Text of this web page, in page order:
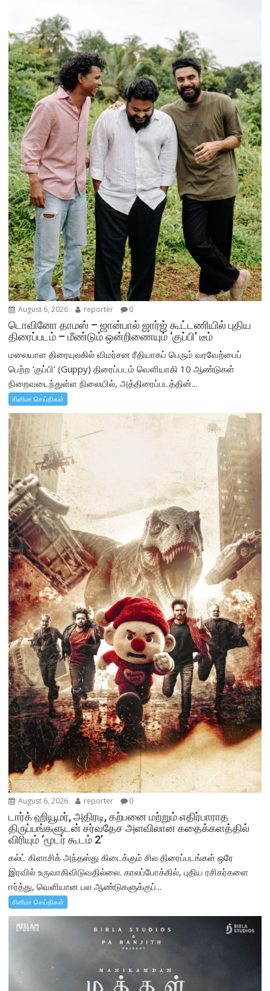
August 6, 2026 reporter 0
டொவினோ தாமஸ் – ஜான்பால் ஜார்ஜ் கூட்டணியில் புதிய
திரைப்படம் – மீண்டும் ஒன்றிணையும் ‘குப்பி’ டீம்
மலையாள திரையுலகில் விமர்சன ரீதியாகப் பெரும் வரவேற்பைப்
பெற்ற ‘குப்பி’ (Guppy) திரைப்படம் வெளியாகி 10 ஆண்டுகள்
நிறைவடைந்துள்ள நிலையில், அத்திரைப்படத்தின்...
சினிமா செய்திகள்
August 6, 2026 reporter 0
டார்க் ஹியூமர், அதிரடி, கற்பனை மற்றும் எதிர்பாராத
திருப்பங்களுடன் சர்வதேச அளவிலான கதைக்களத்தில்
விரியும் ‘மூடர் கூடம் 2’
கல்ட் கிளாசிக் அந்தஸ்து கிடைக்கும் சில திரைப்படங்கள் ஒரே
இரவில் உருவாகிவிடுவதில்லை. காலப்போக்கில், புதிய ரசிகர்களை
ஈர்த்து, வெளியான பல ஆண்டுகளுக்குப்...
சினிமா செய்திகள்